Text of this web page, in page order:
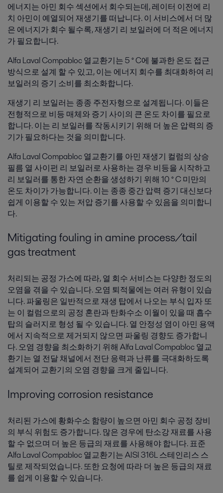
에너지는 아민 회수 섹션에서 회수되는데, 레이터 이전에 리
치 아민이 예열되어 재생기를 떠납니다. 이 서비스에서 더 많
은 에너지가 회수 될수록, 재생기 ​​리 보일러에 더 적은 에너지
가 필요합니다.
Alfa Laval Compabloc 열교환기는 5 ° C에 불과한 온도 접근
방식으로 설계 할 수 있고, 이는 에너지 회수를 최대화하여 리
보일러의 증기 소비를 최소화합니다.
재생기 리 보일러는 종종 주전자형으로 설계됩니다. 이들은
전형적으로 비등 매체와 증기 사이의 큰 온도 차이를 필요로
합니다. 이는 리 보일러를 작동시키기 위해 더 높은 압력의 증
기가 필요하다는 것을 의미합니다.
Alfa Laval Compabloc 열교환기를 아민 재생기 컬럼의 상승
필름 열 사이펀 리 보일러로 사용하는 경우 비등을 시작하고
리 보일러를 통한 자연 순환을 생성하기 위해 10 ° C 미만의
온도 차이가 가능합니다. 이는 종종 중간 압력 증기 대신보다
쉽게 ​​이용할 수 있는 저압 증기를 사용할 수 있음을 의미합니
다.
Mitigating fouling in amine process/tail
gas treatment
처리되는 공정 가스에 따라, 열 회수 서비스는 다양한 정도의
오염을 겪을 수 있습니다. 오염 퇴적물에는 여러 유형이 있습
니다. 파울링은 일반적으로 재생 탑에서 나오는 부식 입자 또
는 이 컬럼으로의 공정 혼란과 탄화수소 이월이 있을 때 흡수
탑의 슬러지로 형성 될 수 있습니다. 열 안정성 염이 아민 용액
에서 지속적으로 제거되지 않으면 파울링 경향도 증가합니
다. 오염 경향을 최소화하기 위해 Alfa Laval Compabloc 열교
환기는 열 전달 채널에서 전단 응력과 난류를 극대화하도록
설계되어 교환기의 오염 경향을 크게 줄입니다.
Improving corrosion resistance
처리된 가스에 황화수소 함량이 높으면 아민 회수 공정 장비
의 부식 위험도 증가합니다. 많은 경우에 탄소강 재료를 사용
할 수 없으며 더 높은 등급의 재료를 사용해야 합니다. 표준
Alfa Laval Compabloc 열교환기는 AISI 316L 스테인리스 스
틸로 제작되었습니다. 또한 요청에 따라 더 높은 등급의 재료
를 쉽게 이용할 수 있습니다.